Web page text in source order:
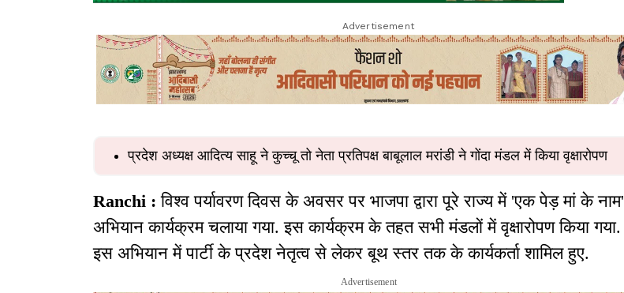
Advertisement
प्रदेश अध्यक्ष आदित्य साहू ने कुच्चू तो नेता प्रतिपक्ष बाबूलाल मरांडी ने गोंदा मंडल में किया वृक्षारोपण
Ranchi : विश्व पर्यावरण दिवस के अवसर पर भाजपा द्वारा पूरे राज्य में 'एक पेड़ मां के नाम'
अभियान कार्यक्रम चलाया गया. इस कार्यक्रम के तहत सभी मंडलों में वृक्षारोपण किया गया.
इस अभियान में पार्टी के प्रदेश नेतृत्व से लेकर बूथ स्तर तक के कार्यकर्ता शामिल हुए.
Advertisement